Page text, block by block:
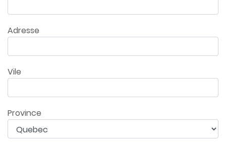
Adresse
Vile
Province